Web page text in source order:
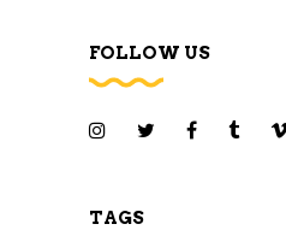
FOLLOW US
TAGS